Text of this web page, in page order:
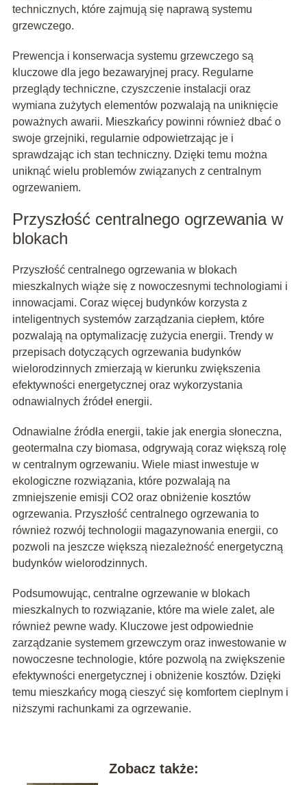
technicznych, które zajmują się naprawą systemu
grzewczego.
Prewencja i konserwacja systemu grzewczego są
kluczowe dla jego bezawaryjnej pracy. Regularne
przeglądy techniczne, czyszczenie instalacji oraz
wymiana zużytych elementów pozwalają na uniknięcie
poważnych awarii. Mieszkańcy powinni również dbać o
swoje grzejniki, regularnie odpowietrzając je i
sprawdzając ich stan techniczny. Dzięki temu można
uniknąć wielu problemów związanych z centralnym
ogrzewaniem.
Przyszłość centralnego ogrzewania w
blokach
Przyszłość centralnego ogrzewania w blokach
mieszkalnych wiąże się z nowoczesnymi technologiami i
innowacjami. Coraz więcej budynków korzysta z
inteligentnych systemów zarządzania ciepłem, które
pozwalają na optymalizację zużycia energii. Trendy w
przepisach dotyczących ogrzewania budynków
wielorodzinnych zmierzają w kierunku zwiększenia
efektywności energetycznej oraz wykorzystania
odnawialnych źródeł energii.
Odnawialne źródła energii, takie jak energia słoneczna,
geotermalna czy biomasa, odgrywają coraz większą rolę
w centralnym ogrzewaniu. Wiele miast inwestuje w
ekologiczne rozwiązania, które pozwalają na
zmniejszenie emisji CO2 oraz obniżenie kosztów
ogrzewania. Przyszłość centralnego ogrzewania to
również rozwój technologii magazynowania energii, co
pozwoli na jeszcze większą niezależność energetyczną
budynków wielorodzinnych.
Podsumowując, centralne ogrzewanie w blokach
mieszkalnych to rozwiązanie, które ma wiele zalet, ale
również pewne wady. Kluczowe jest odpowiednie
zarządzanie systemem grzewczym oraz inwestowanie w
nowoczesne technologie, które pozwolą na zwiększenie
efektywności energetycznej i obniżenie kosztów. Dzięki
temu mieszkańcy mogą cieszyć się komfortem cieplnym i
niższymi rachunkami za ogrzewanie.
Zobacz także: